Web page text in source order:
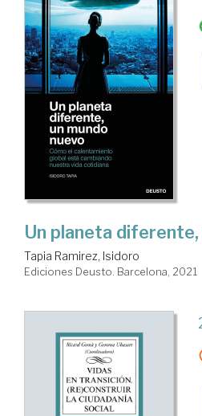
Un planeta diferente,
Tapia Ramirez, Isidoro
Ediciones Deusto. Barcelona, 2021